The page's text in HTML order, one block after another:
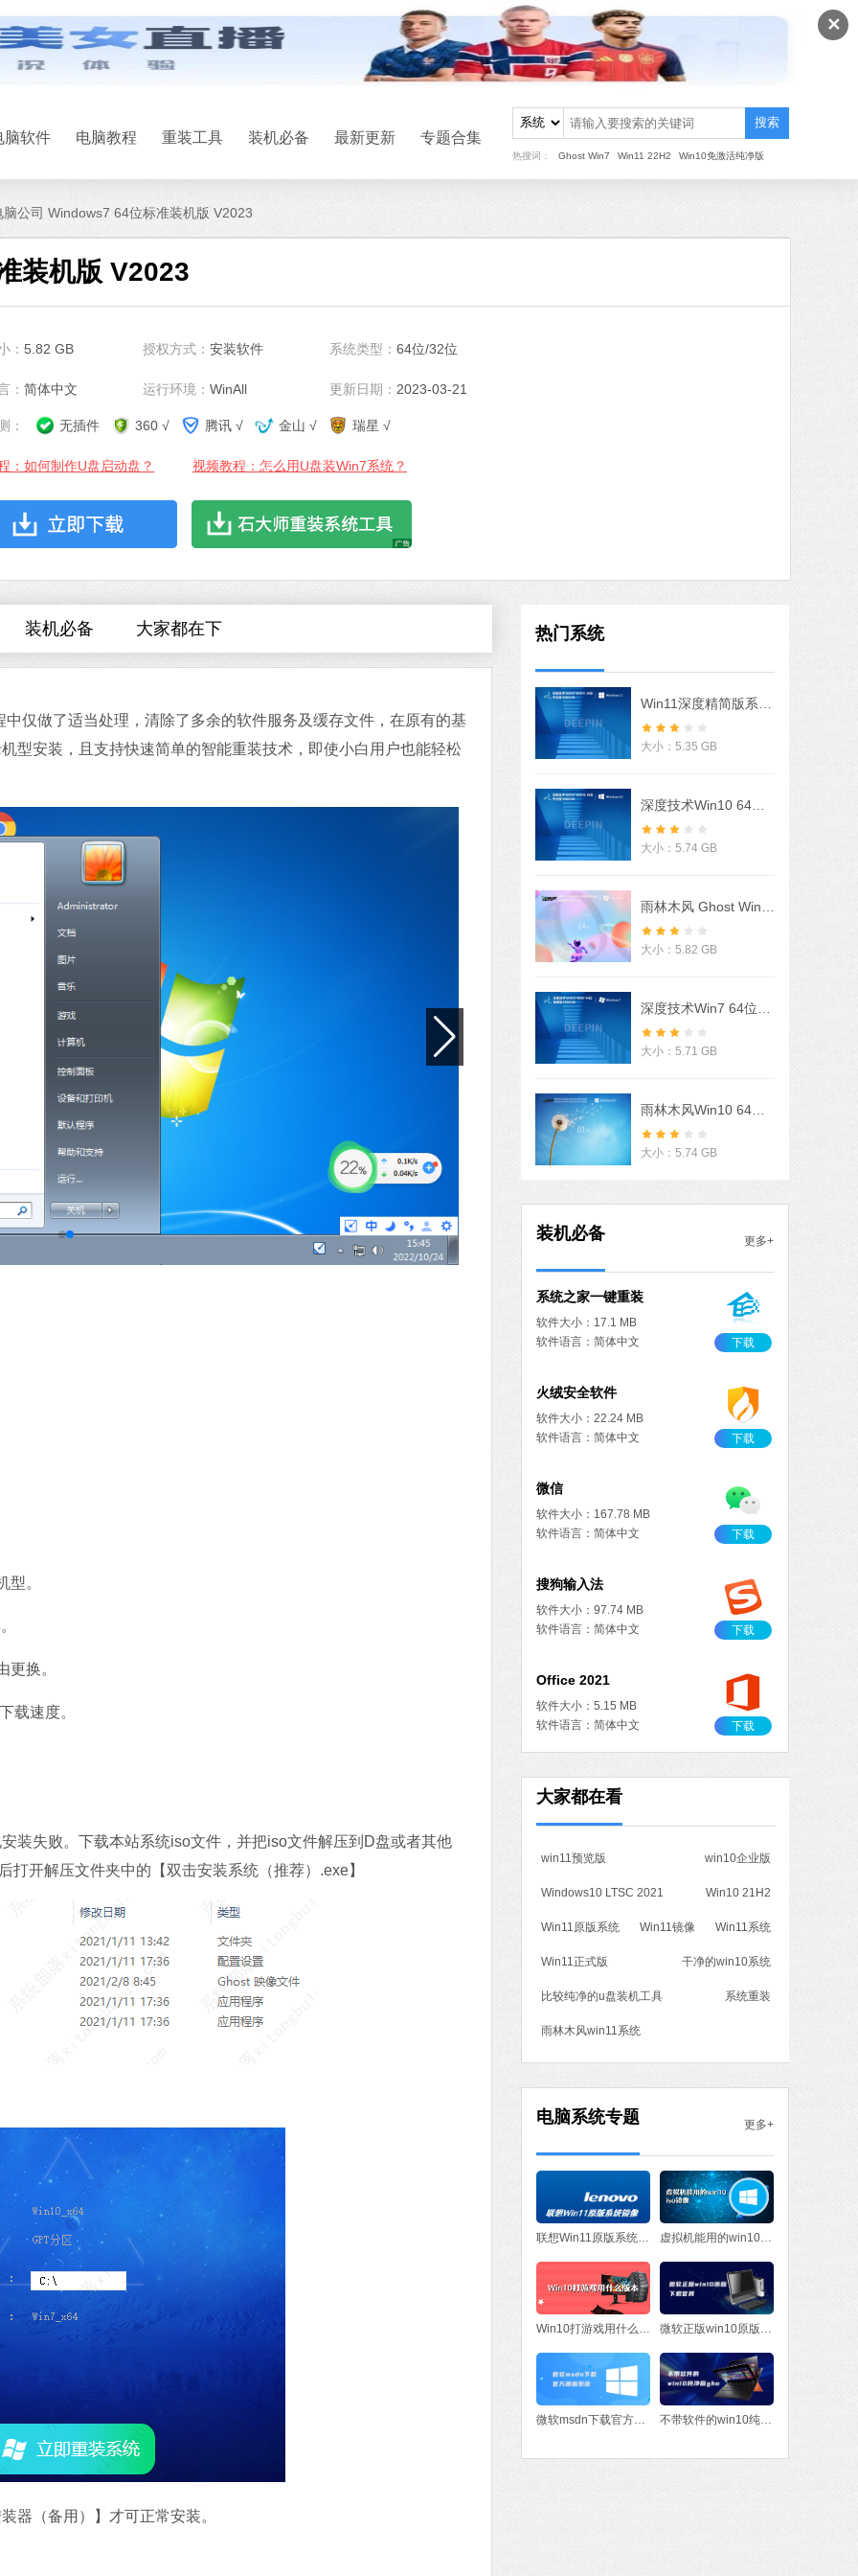
✕
脑软件 电脑教程 重装工具 装机必备 最新更新 专题合集
搜索
热搜词： Ghost Win7 Win11 22H2 Win10免激活纯净版
脑公司 Windows7 64位标准装机版 V2023
装机版 V2023
： 5.82 GB 授权方式：安装软件 系统类型： 64位/32位
： 简体中文 运行环境：WinAll 更新日期： 2023-03-21
： 无插件 360 √ 腾讯 √ 金山 √ 瑞星 √
：如何制作U盘启动盘？ 视频教程：怎么用U盘装Win7系统？
装机必备 大家都在下
做了适当处理，清除了多余的软件服务及缓存文件，在原有的基
型安装，且支持快速简单的智能重装技术，即使小白用户也能轻松
。
换。
速度。
失败。下载本站系统iso文件，并把iso文件解压到D盘或者其他
开解压文件夹中的【双击安装系统（推荐）.exe】
（备用）】才可正常安装。
热门系统
大小：5.35 GB
大小：5.74 GB
大小：5.82 GB
大小：5.71 GB
大小：5.74 GB
装机必备 更多+
软件语言：简体中文
微信
软件语言：简体中文
Office 2021
软件大小：5.15 MB
石大师U盘制作工具
软件大小：19.78 MB
软件语言：简体中文
石大师一键重装系统
软件大小：19.78 MB
软件语言：简体中文
微信
软件大小：153.87 MB
软件语言：简体中文
腾讯视频
软件大小：78.47 MB
软件语言：简体中文
Microsoft Office 2016
软件大小：5.15 MB
软件语言：简体中文
下载
系统之家一键重装
软件大小：17.1 MB
软件语言：简体中文
下载
火绒安全软件
软件大小：22.24 MB
软件语言：简体中文
下载
微信
软件大小：167.78 MB
软件语言：简体中文
下载
搜狗输入法
软件大小：97.74 MB
软件语言：简体中文
下载
Office 2021
软件大小：5.15 MB
软件语言：简体中文
下载
下载
软件大小：19.78 MB
腾讯视频
软件大小：78.47 MB
大家都在看
win11预览版 win10企业版
Windows10 LTSC 2021 Win10 21H2
Win11原版系统 Win11镜像 Win11系统
Win11正式版 干净的win10系统
比较纯净的u盘装机工具 系统重装
雨林木风win11系统
电脑系统专题 更多+
联想Win11原版系统镜像 虚拟机能用的win10iso镜像
Win10打游戏用什么版本 微软正版win10原版下载官网
微软msdn下载官方原版系统 不带软件的win10纯净版gho